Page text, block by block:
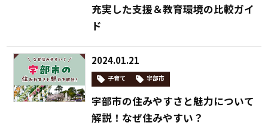
充実した支援＆教育環境の比較ガイ
ド
2024.01.21
子育て 宇部市
宇部市の住みやすさと魅力について
解説！なぜ住みやすい？